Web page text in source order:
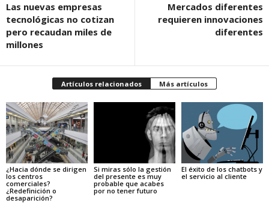
Las nuevas empresas
tecnológicas no cotizan
pero recaudan miles de
millones
Mercados diferentes
requieren innovaciones
diferentes
Artículos relacionados Más artículos
¿Hacia dónde se dirigen
los centros
comerciales?
¿Redefinición o
desaparición?
Si miras sólo la gestión
del presente es muy
probable que acabes
por no tener futuro
El éxito de los chatbots y
el servicio al cliente